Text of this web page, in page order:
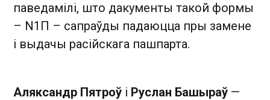
паведамілі, што дакументы такой формы
– N1П – сапраўды падаюцца пры замене
і выдачы расійскага пашпарта.
Аляксандр Пятроў і Руслан Башыраў —